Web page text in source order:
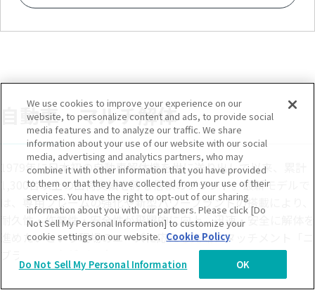
自動車・マルチ解体
1979年に日本初の自動車解体機を世に送り出して以来、累計
1,300台以上の出荷実績を誇る信頼のブランド。最新モデルで
は、専用フレームの強化や新型パワープラントの搭載により、
耐久性・作業性・安全性が飛躍的に向上。迅速・安全に解体を
進めたいという現場のニーズに応える先端アタッチメント「ニ
We use cookies to improve your experience on our
website, to personalize content and ads, to provide social
media features and to analyze our traffic. We share
information about your use of our website with our social
media, advertising and analytics partners, who may
combine it with other information that you have provided
to them or that they have collected from your use of their
services. You have the right to opt-out of our sharing
information about you with our partners. Please click [Do
Not Sell My Personal Information] to customize your
cookie settings on our website. Cookie Policy
Do Not Sell My Personal Information OK